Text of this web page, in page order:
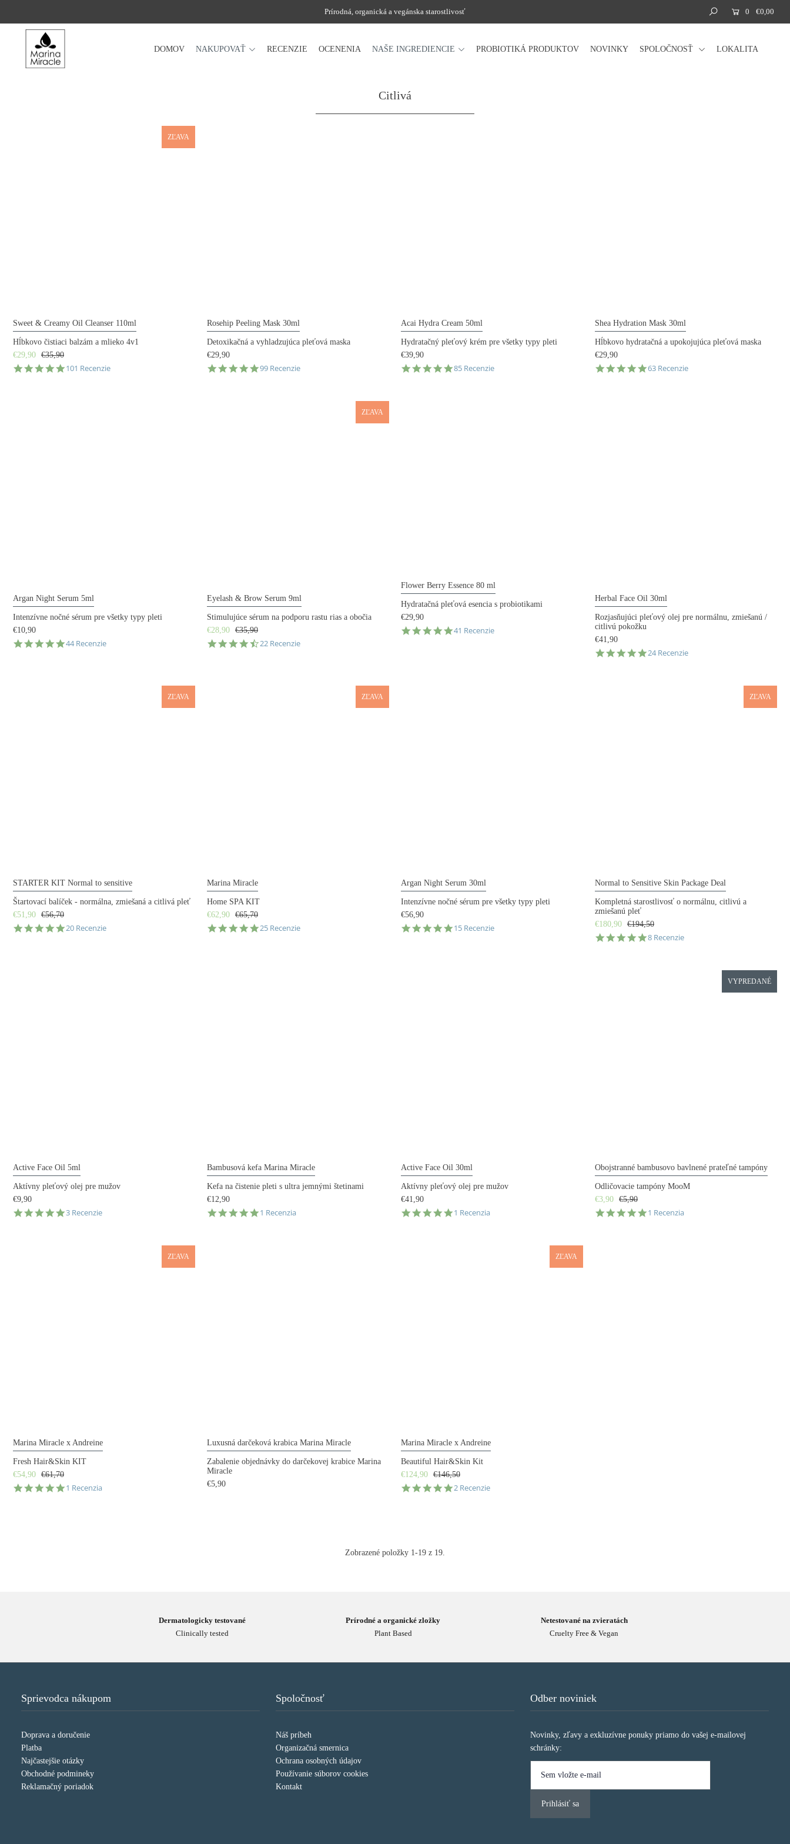
Prírodná, organická a vegánska starostlivosť 0 €0,00
DOMOV NAKUPOVAŤ RECENZIE OCENENIA NAŠE INGREDIENCIE PROBIOTIKÁ PRODUKTOV NOVINKY SPOLOČNOSŤ LOKALITA
Citlivá
ZĽAVA
Sweet & Creamy Oil Cleanser 110ml
Hĺbkovo čistiaci balzám a mlieko 4v1
€29,90 €35,90
4.9
101 Recenzie
Rosehip Peeling Mask 30ml
Detoxikačná a vyhladzujúca pleťová maska
€29,90
4.9
99 Recenzie
Acai Hydra Cream 50ml
Hydratačný pleťový krém pre všetky typy pleti
€39,90
4.9
85 Recenzie
Shea Hydration Mask 30ml
Hĺbkovo hydratačná a upokojujúca pleťová maska
€29,90
4.9
63 Recenzie
Argan Night Serum 5ml
Intenzívne nočné sérum pre všetky typy pleti
€10,90
4.9
44 Recenzie
ZĽAVA
Eyelash & Brow Serum 9ml
Stimulujúce sérum na podporu rastu rias a obočia
€28,90 €35,90
4.7
22 Recenzie
Flower Berry Essence 80 ml
Hydratačná pleťová esencia s probiotikami
€29,90
4.8
41 Recenzie
Herbal Face Oil 30ml
Rozjasňujúci pleťový olej pre normálnu, zmiešanú /
citlivú pokožku
€41,90
4.8
24 Recenzie
ZĽAVA
STARTER KIT Normal to sensitive
Štartovací balíček - normálna, zmiešaná a citlivá pleť
€51,90 €56,70
5.0
20 Recenzie
ZĽAVA
Marina Miracle
Home SPA KIT
€62,90 €65,70
5.0
25 Recenzie
Argan Night Serum 30ml
Intenzívne nočné sérum pre všetky typy pleti
€56,90
5.0
15 Recenzie
ZĽAVA
Normal to Sensitive Skin Package Deal
Kompletná starostlivosť o normálnu, citlivú a
zmiešanú pleť
€180,90 €194,50
5.0
8 Recenzie
Active Face Oil 5ml
Aktívny pleťový olej pre mužov
€9,90
5.0
3 Recenzie
Bambusová kefa Marina Miracle
Kefa na čistenie pleti s ultra jemnými štetinami
€12,90
5.0
1 Recenzia
Active Face Oil 30ml
Aktívny pleťový olej pre mužov
€41,90
5.0
1 Recenzia
VYPREDANÉ
Obojstranné bambusovo bavlnené prateľné tampóny
Odličovacie tampóny MooM
€3,90 €5,90
5.0
1 Recenzia
ZĽAVA
Marina Miracle x Andreine
Fresh Hair&Skin KIT
€54,90 €61,70
5.0
1 Recenzia
Luxusná darčeková krabica Marina Miracle
Zabalenie objednávky do darčekovej krabice Marina
Miracle
€5,90
ZĽAVA
Marina Miracle x Andreine
Beautiful Hair&Skin Kit
€124,90 €146,50
5.0
2 Recenzie
Zobrazené položky 1-19 z 19.
Dermatologicky testované
Clinically tested
Prírodné a organické zložky
Plant Based
Netestované na zvieratách
Cruelty Free & Vegan
Sprievodca nákupom
Doprava a doručenie
Platba
Najčastejšie otázky
Obchodné podmineky
Reklamačný poriadok
Spoločnosť
Náš príbeh
Organizačná smernica
Ochrana osobných údajov
Používanie súborov cookies
Kontakt
Odber noviniek
Novinky, zľavy a exkluzívne ponuky priamo do vašej e-mailovej
schránky:
DOMOV